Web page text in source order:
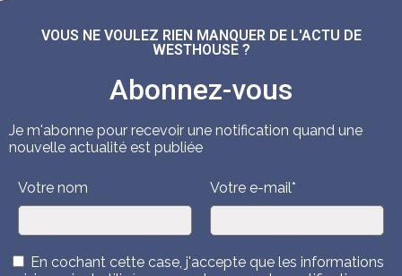
VOUS NE VOULEZ RIEN MANQUER DE L'ACTU DE
WESTHOUSE ?
Abonnez-vous
Je m'abonne pour recevoir une notification quand une
nouvelle actualité est publiée
Votre nom Votre e-mail*
En cochant cette case, j'accepte que les informations